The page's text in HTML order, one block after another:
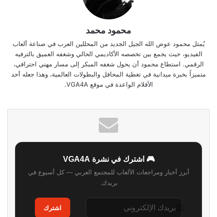
محمود محمد
يُمثل محمود عوض الله الجيل الجديد من المحللين العرب في صناعة ألعاب
الفيديو، حيث يجمع بين تخصصه الأكاديمي الحالي وشغفه العميق بالترفيه
الرقمي. استطاع محمود أن يحول شغفه المبكر إلى مسار مهني احترافي،
متميزاً بخبرة ميدانية في تغطية المحافل والبطولات العالمية، وهذا جعله أحد
الأقلام الواعدة في موقع VGA4A.
🎮 اشترك في نشرة VGA4A
أبرز أخبار ومراجعات الألعاب للمجتمع العربي — كل أسبوع في
بريدك.
اشترك